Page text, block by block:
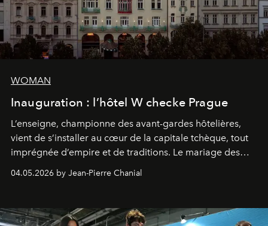
WOMAN
Inauguration : l’hôtel W checke Prague
L’enseigne, championne des avant-gardes hôtelières,
vient de s’installer au cœur de la capitale tchèque, tout
imprégnée d’empire et de traditions. Le mariage des
04.05.2026 by Jean-Pierre Chanial